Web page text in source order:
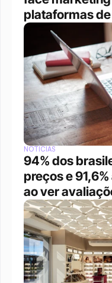
plataformas
NOTÍCIAS
94% dos
preços e
ao ver